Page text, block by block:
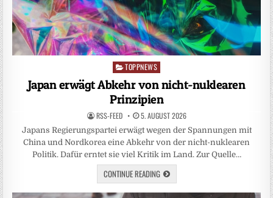
Posted
in
TOPPNEWS
Japan erwägt Abkehr von nicht-nuklearen
Prinzipien
RSS-FEED 5. AUGUST 2026
Japans Regierungspartei erwägt wegen der Spannungen mit
China und Nordkorea eine Abkehr von der nicht-nuklearen
Politik. Dafür erntet sie viel Kritik im Land. Zur Quelle…
CONTINUE READING